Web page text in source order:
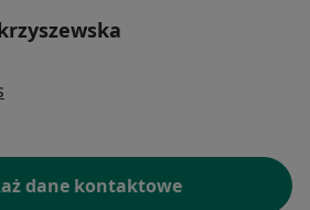
dane kontaktowe